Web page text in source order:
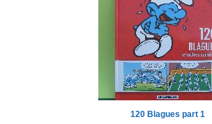
120 Blagues part 1